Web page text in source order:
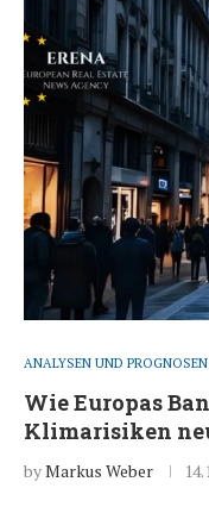
ANALYSEN UND PROGNOSEN
Wie Europas
Klimarisiken
byMarkus Weber